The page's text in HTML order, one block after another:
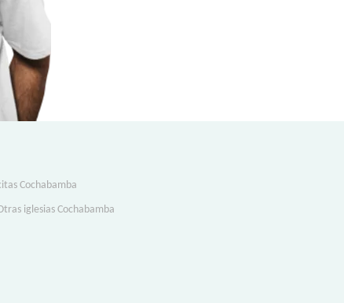
Cochabamba
iglesias Cochabamba